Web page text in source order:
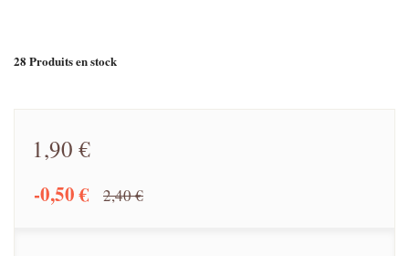
28 Produits en stock
1,90 €
-0,50 € 2,40 €